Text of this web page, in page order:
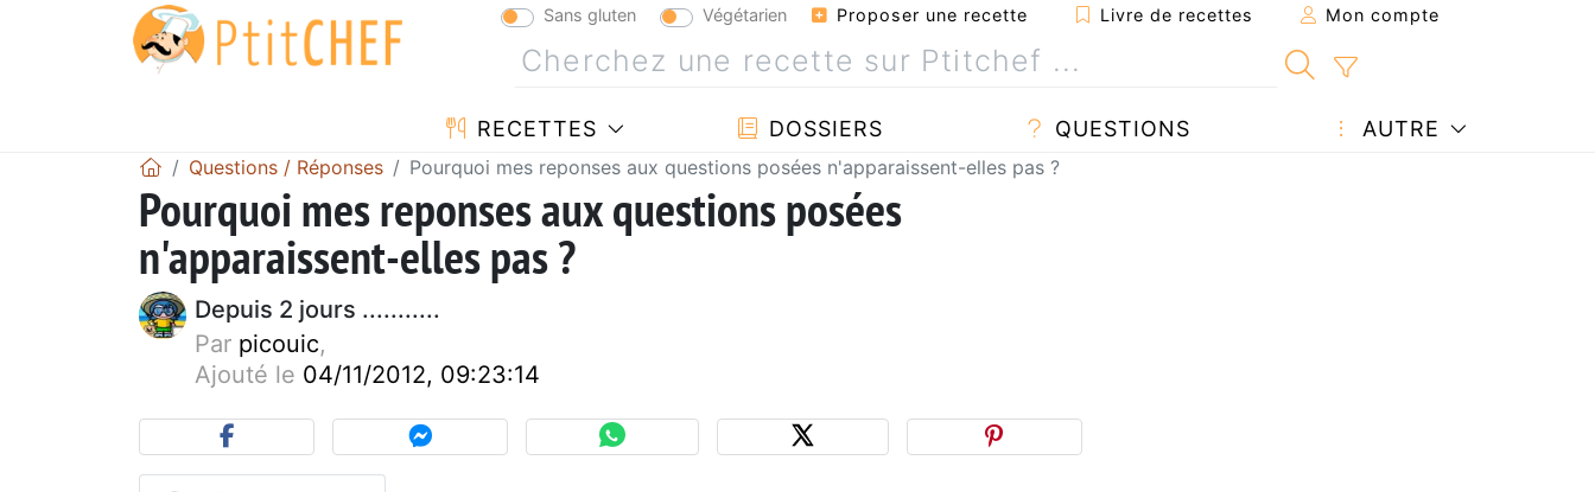
Sans gluten Végétarien Proposer une recette Livre de recettes Mon compte
RECETTES DOSSIERS QUESTIONS AUTRE
Questions / Réponses Pourquoi mes reponses aux questions posées n'apparaissent-elles pas ?
Pourquoi mes reponses aux questions posées
n'apparaissent-elles pas ?
Depuis 2 jours ...........
Par picouic,
Ajouté le 04/11/2012, 09:23:14